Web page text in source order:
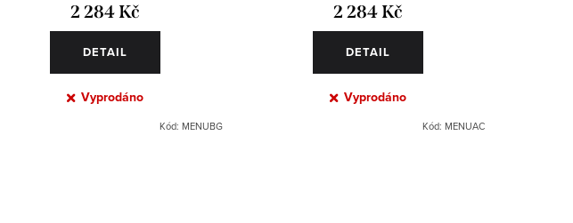
2 284 Kč
DETAIL
Vyprodáno
Kód: MENUBG
2 284 Kč
DETAIL
Vyprodáno
Kód: MENUAC